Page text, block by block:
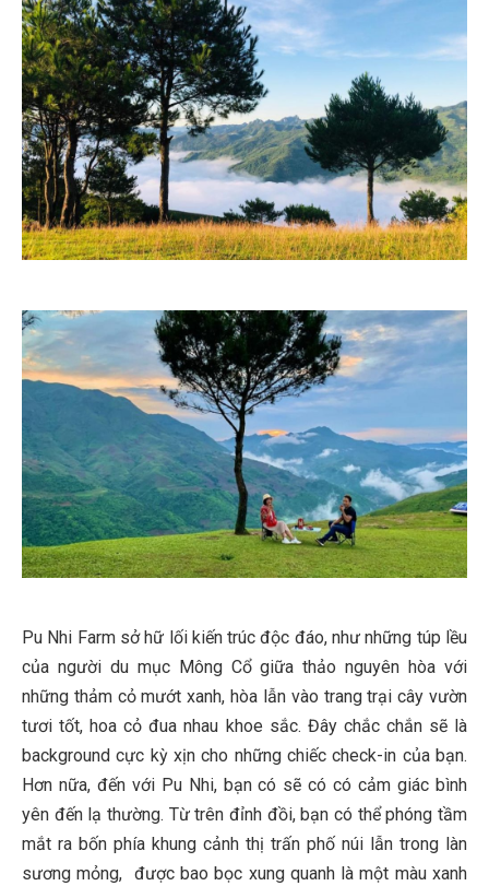
Pu Nhi Farm sở hữ lối kiến trúc độc đáo, như những túp lều
của người du mục Mông Cổ giữa thảo nguyên hòa với
những thảm cỏ mướt xanh, hòa lẫn vào trang trại cây vườn
tươi tốt, hoa cỏ đua nhau khoe sắc. Đây chắc chắn sẽ là
background cực kỳ xịn cho những chiếc check-in của bạn.
Hơn nữa, đến với Pu Nhi, bạn có sẽ có có cảm giác bình
yên đến lạ thường. Từ trên đỉnh đồi, bạn có thể phóng tầm
mắt ra bốn phía khung cảnh thị trấn phố núi lẫn trong làn
sương mỏng, được bao bọc xung quanh là một màu xanh